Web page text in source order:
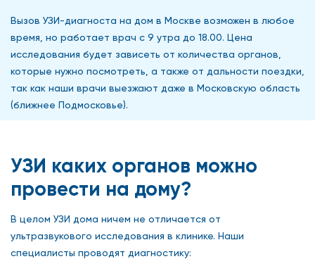
Вызов УЗИ-диагноста на дом в Москве возможен в любое
время, но работает врач с 9 утра до 18.00. Цена
исследования будет зависеть от количества органов,
которые нужно посмотреть, а также от дальности поездки,
так как наши врачи выезжают даже в Московскую область
(ближнее Подмосковье).
УЗИ каких органов можно
провести на дому?
В целом УЗИ дома ничем не отличается от
ультразвукового исследования в клинике. Наши
специалисты проводят диагностику: